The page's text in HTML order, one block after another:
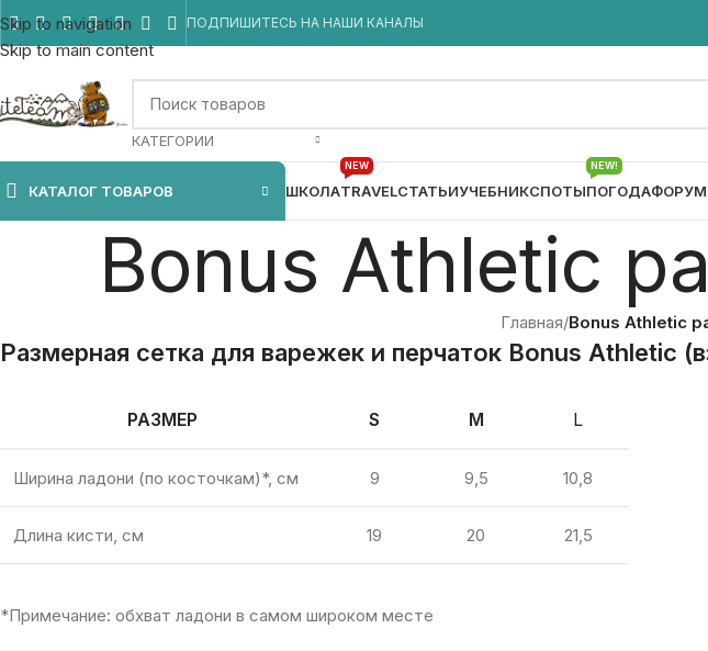
Skip to navigation
Skip to main content
ПОДПИШИТЕСЬ НА НАШИ КАНАЛЫ
КАТЕГОРИИ
КАТАЛОГ ТОВАРОВ ШКОЛАTRAVEL
NEW
СТАТЬИУЧЕБНИКСПОТЫПОГОДА
NEW!
ФОРУМ
Bonus Athletic
Главная/Bonus Athletic
Размерная сетка для варежек и перчаток Bonus Athletic
РАЗМЕР S M L
Ширина ладони (по косточкам)*, см 9 9,5 10,8
Длина кисти, см 19 20 21,5
*Примечание: обхват ладони в самом широком месте